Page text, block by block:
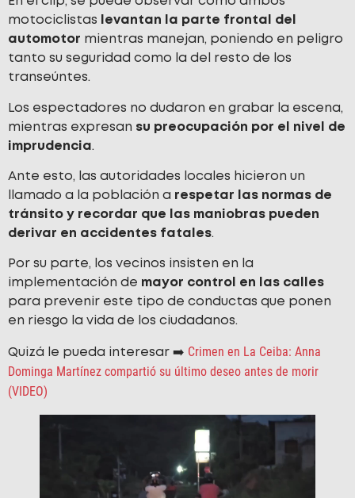
motociclistas
levantan la parte frontal del
automotor mientras manejan, poniendo en peligro
tanto su seguridad como la del resto de los
transeúntes.
Los espectadores no dudaron en grabar la escena,
mientras expresan su preocupación por el nivel de
imprudencia.
Ante esto, las autoridades locales hicieron un
llamado a la población a respetar las normas de
tránsito y recordar que las maniobras pueden
derivar en accidentes fatales.
Por su parte, los vecinos insisten en la
implementación de mayor control en las calles
para prevenir este tipo de conductas que ponen
en riesgo la vida de los ciudadanos.
Quizá le pueda interesar ➡️ Crimen en La Ceiba: Anna
Dominga Martínez compartió su último deseo antes de morir
(VIDEO)